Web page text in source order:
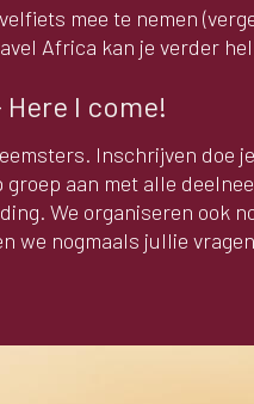
mee te nemen
Africa kan je verder
I come!
Inschrijven doe
aan met alle
We organiseren ook
we nogmaals jullie